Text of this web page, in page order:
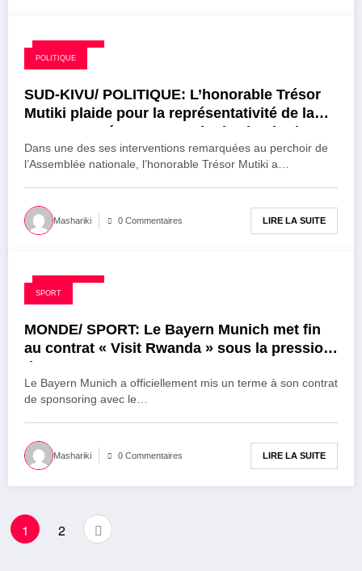
26 août 2025
POLITIQUE
SUD-KIVU/ POLITIQUE: L’honorable Trésor
Mutiki plaide pour la représentativité de la
communauté LEGA au sein des institutions
nationales
Dans une des ses interventions remarquées au perchoir de
l’Assemblée nationale, l’honorable Trésor Mutiki a…
Mashariki 0 Commentaires LIRE LA SUITE
26 août 2025
SPORT
MONDE/ SPORT: Le Bayern Munich met fin
au contrat « Visit Rwanda » sous la pression
de ses supporters
Le Bayern Munich a officiellement mis un terme à son contrat
de sponsoring avec le…
Mashariki 0 Commentaires LIRE LA SUITE
1 2